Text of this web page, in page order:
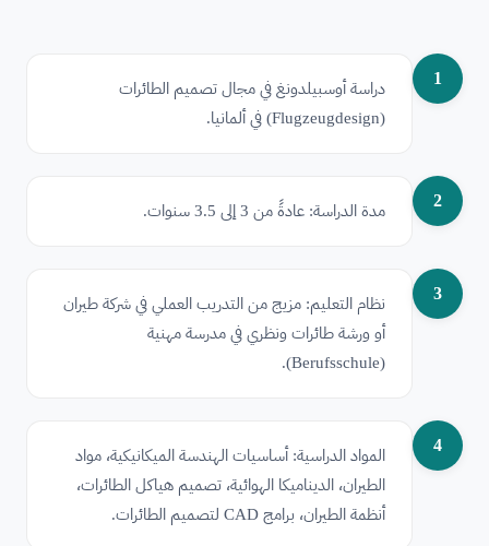
1
دراسة أوسبيلدونغ في مجال تصميم الطائرات
(Flugzeugdesign) في ألمانيا.
2 مدة الدراسة: عادةً من 3 إلى 3.5 سنوات.
3
نظام التعليم: مزيج من التدريب العملي في شركة طيران
أو ورشة طائرات ونظري في مدرسة مهنية
(Berufsschule).
4
المواد الدراسية: أساسيات الهندسة الميكانيكية، مواد
الطيران، الديناميكا الهوائية، تصميم هياكل الطائرات،
أنظمة الطيران، برامج CAD لتصميم الطائرات.